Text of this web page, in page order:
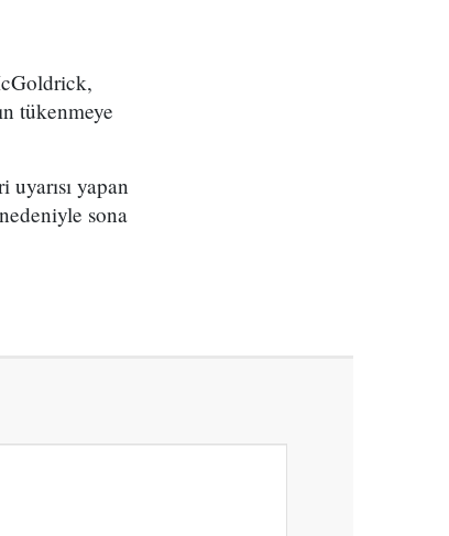
tükenmeye
yapan
sona